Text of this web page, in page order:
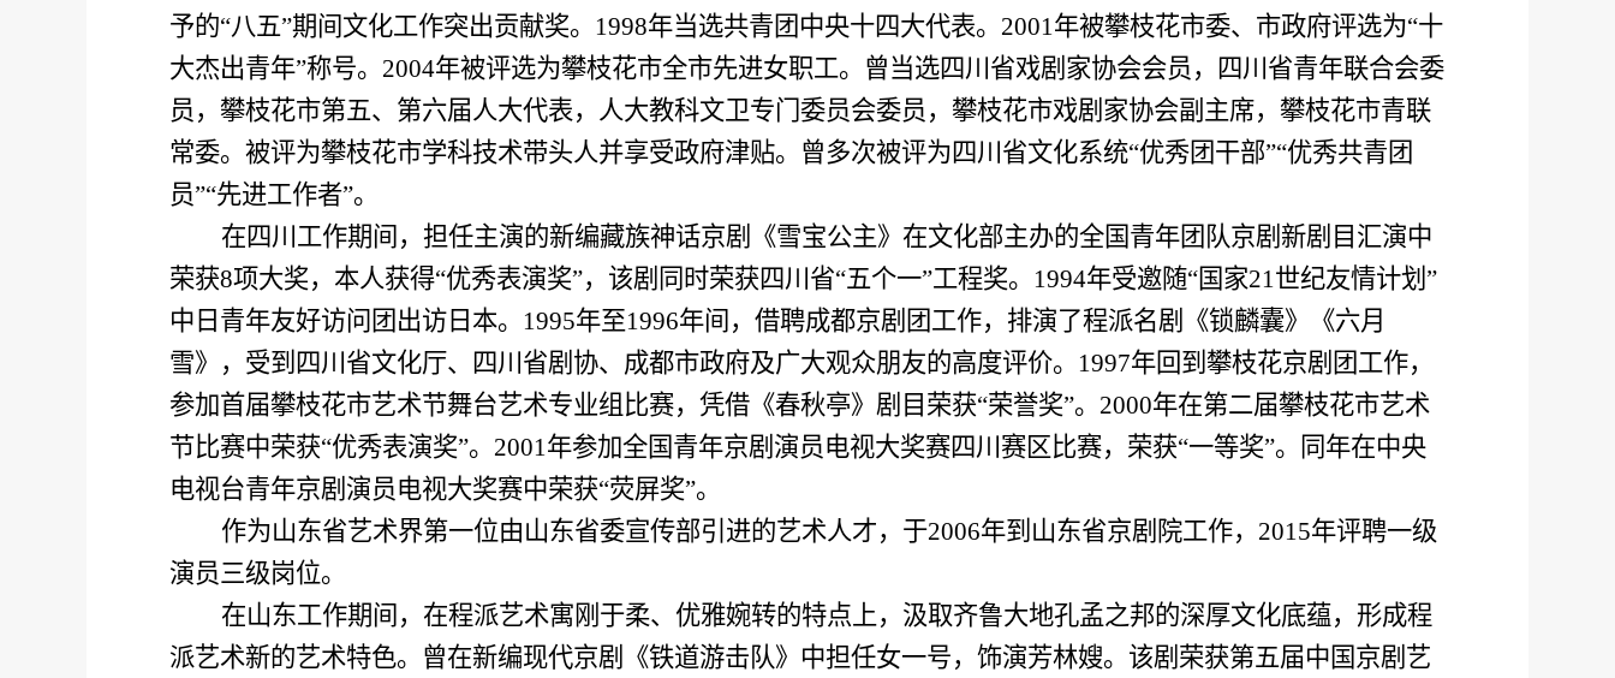
予的“八五”期间文化工作突出贡献奖。 1998年当选共青团中央十四大代表。 2001年被攀枝花市委、市政府评选为“十
大杰出青年”称号。 2004年被评选为攀枝花市全市先进女职工。曾当选四川省戏剧家协会会员，四川省青年联合会委
员，攀枝花市第五、第六届人大代表，人大教科文卫专门委员会委员，攀枝花市戏剧家协会副主席，攀枝花市青联
常委。被评为攀枝花市学科技术带头人并享受政府津贴。曾多次被评为四川省文化系统“优秀团干部”“优秀共青团
员”“先进工作者”。
在四川工作期间，担任主演的新编藏族神话京剧《雪宝公主》在文化部主办的全国青年团队京剧新剧目汇演中
荣获8项大奖，本人获得“优秀表演奖”，该剧同时荣获四川省“五个一”工程奖。 1994年受邀随“国家21世纪友情计划”
中日青年友好访问团出访日本。 1995年至1996年间，借聘成都京剧团工作，排演了程派名剧《锁麟囊》《六月
雪》，受到四川省文化厅、四川省剧协、成都市政府及广大观众朋友的高度评价。 1997年回到攀枝花京剧团工作，
参加首届攀枝花市艺术节舞台艺术专业组比赛，凭借《春秋亭》剧目荣获“荣誉奖”。 2000年在第二届攀枝花市艺术
节比赛中荣获“优秀表演奖”。 2001年参加全国青年京剧演员电视大奖赛四川赛区比赛，荣获“一等奖”。同年在中央
电视台青年京剧演员电视大奖赛中荣获“荧屏奖”。
作为山东省艺术界第一位由山东省委宣传部引进的艺术人才，于2006年到山东省京剧院工作， 2015年评聘一级
演员三级岗位。
在山东工作期间，在程派艺术寓刚于柔、优雅婉转的特点上，汲取齐鲁大地孔孟之邦的深厚文化底蕴，形成程
派艺术新的艺术特色。曾在新编现代京剧《铁道游击队》中担任女一号，饰演芳林嫂。该剧荣获第五届中国京剧艺